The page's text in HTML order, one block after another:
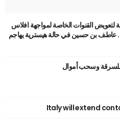
لتعويض القنوات الخاصة لمواجهة افلاس
عاطف بن حسين في حالة هيسترية يهاجم
للسرقة وسحب أموال
Italy will extend